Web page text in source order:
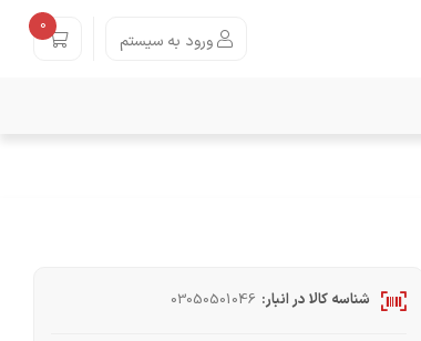
ورود به سیستم
0
شناسه کالا در انبار: 03050501046